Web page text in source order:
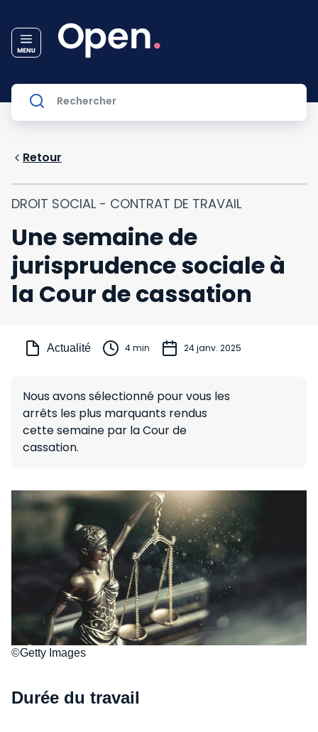
Retour
DROIT SOCIAL - CONTRAT DE TRAVAIL
Une semaine de
jurisprudence sociale à
la Cour de cassation
Actualité 4 min 24 janv. 2025
Nous avons sélectionné pour vous les
arrêts les plus marquants rendus
cette semaine par la Cour de
cassation.
©Getty Images
Durée du travail